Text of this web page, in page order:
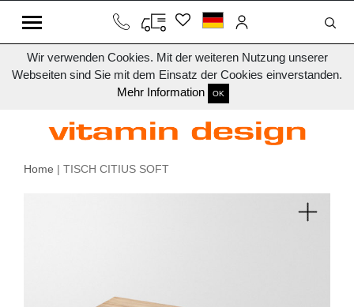
Wir verwenden Cookies. Mit der weiteren Nutzung unserer
Webseiten sind Sie mit dem Einsatz der Cookies einverstanden.
Mehr Information
OK
Home | TISCH CITIUS SOFT